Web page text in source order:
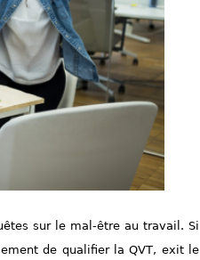
sur le mal-être au travail. Si
de qualifier la QVT, exit le